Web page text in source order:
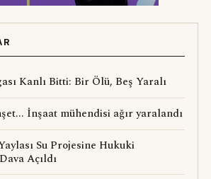
Kanlı Bitti: Bir Ölü, Beş Yaralı
İnşaat mühendisi ağır yaralandı
Su Projesine Hukuki
Açıldı